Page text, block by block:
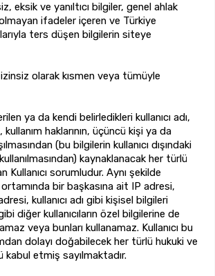
eksik ve yanıltıcı bilgiler, genel ahlak
ifadeler içeren ve Türkiye
ters düşen bilgilerin siteye
olarak kısmen veya tümüyle
ya da kendi belirledikleri kullanıcı adı,
haklarının, üçüncü kişi ya da
(bu bilgilerin kullanıcı dışındaki
kaynaklanacak her türlü
Kullanıcı sorumludur. Aynı şekilde
ortamında bir başkasına ait IP adresi,
kullanıcı adı gibi kişisel bilgileri
diğer kullanıcıların özel bilgilerine de
veya bunları kullanamaz. Kullanıcı bu
dolayı doğabilecek her türlü hukuki ve
kabul etmiş sayılmaktadır.